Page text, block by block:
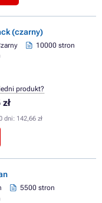
(czarny)
10000 stron
dni: 142,66 zł
produkt?
5500 stron